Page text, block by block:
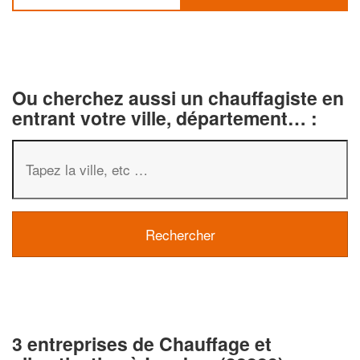
Ou cherchez aussi un chauffagiste en
entrant votre ville, département… :
3 entreprises de Chauffage et